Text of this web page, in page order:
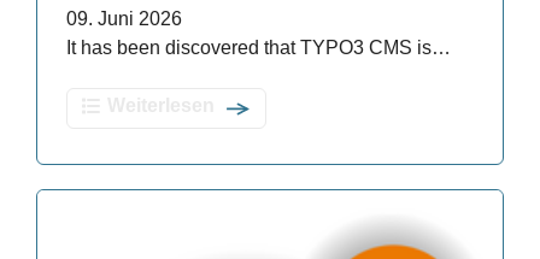
09. Juni 2026
It has been discovered that TYPO3 CMS is…